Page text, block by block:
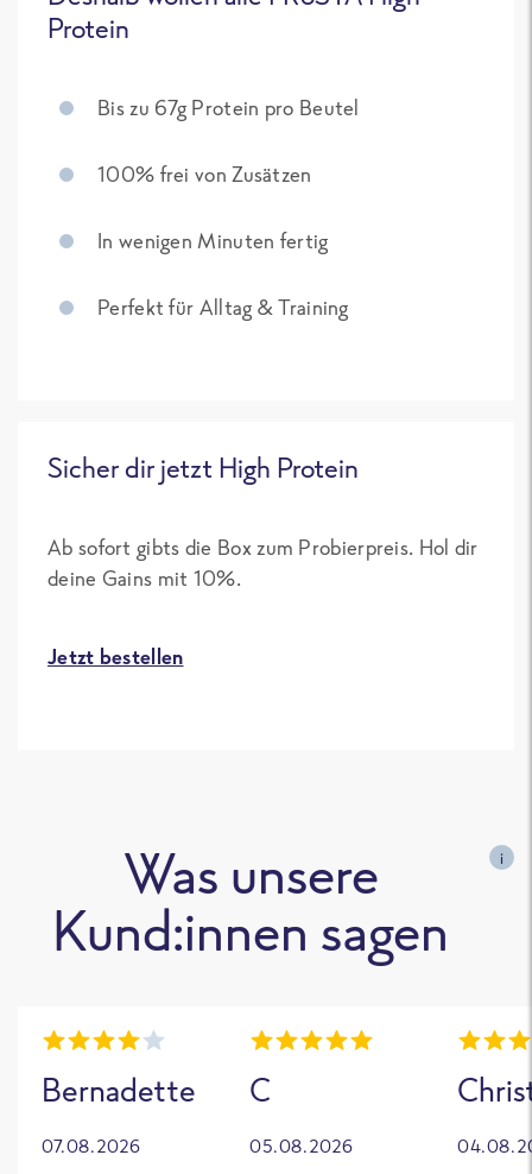
Protein
Bis zu 67g Protein pro Beutel
100% frei von Zusätzen
In wenigen Minuten fertig
Perfekt für Alltag & Training
Sicher dir jetzt High Protein
Ab sofort gibts die Box zum Probierpreis. Hol dir
deine Gains mit 10%.
Jetzt bestellen
Was unsere
Kund:innen sagen
i
Bernadette
07.08.2026
C
05.08.2026